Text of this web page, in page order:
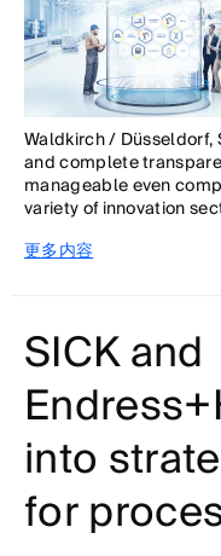
Waldkirch /
and complete
manageable even
variety of innovation
更多内容
SICK and
into
for